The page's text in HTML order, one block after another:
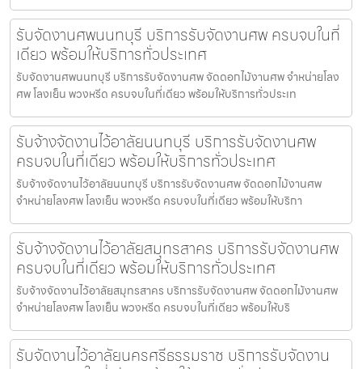
รับจัดงานศพนนทบุรี บริการรับจัดงานศพ ครบจบในที่
เดียว พร้อมให้บริการทั่วประเทศ
รับจัดงานศพนนทบุรี บริการรับจัดงานศพ จัดดอกไม้งานศพ จำหน่ายโลง
ศพ โลงเย็น พวงหรีด ครบจบในที่เดียว พร้อมให้บริการทั่วประเท
รับจ้างจัดงานไว้อาลัยนนทบุรี บริการรับจัดงานศพ
ครบจบในที่เดียว พร้อมให้บริการทั่วประเทศ
รับจ้างจัดงานไว้อาลัยนนทบุรี บริการรับจัดงานศพ จัดดอกไม้งานศพ
จำหน่ายโลงศพ โลงเย็น พวงหรีด ครบจบในที่เดียว พร้อมให้บริกา
รับจ้างจัดงานไว้อาลัยสมุทรสาคร บริการรับจัดงานศพ
ครบจบในที่เดียว พร้อมให้บริการทั่วประเทศ
รับจ้างจัดงานไว้อาลัยสมุทรสาคร บริการรับจัดงานศพ จัดดอกไม้งานศพ
จำหน่ายโลงศพ โลงเย็น พวงหรีด ครบจบในที่เดียว พร้อมให้บริ
รับจัดงานไว้อาลัยนครศรีธรรมราช บริการรับจัดงาน